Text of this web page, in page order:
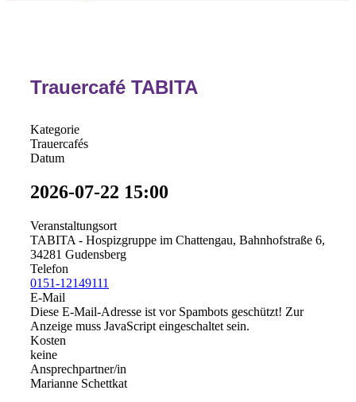
Trauercafé TABITA
Kategorie
Trauercafés
Datum
2026-07-22 15:00
Veranstaltungsort
TABITA - Hospizgruppe im Chattengau, Bahnhofstraße 6,
34281 Gudensberg
Telefon
0151-12149111
E-Mail
Diese E-Mail-Adresse ist vor Spambots geschützt! Zur
Anzeige muss JavaScript eingeschaltet sein.
Kosten
keine
Ansprechpartner/in
Marianne Schettkat